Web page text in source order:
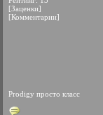
[Заценки]
[Комментарии]
Prodigy просто класс